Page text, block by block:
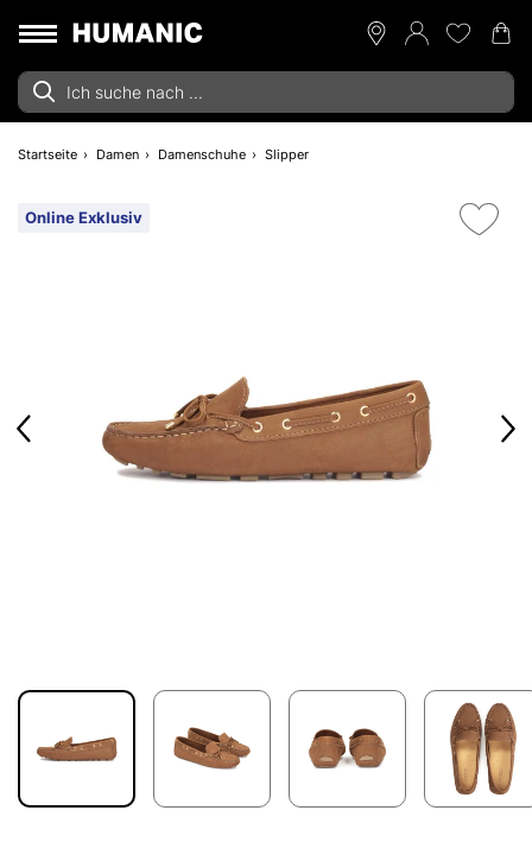
Startseite Damen Damenschuhe Slipper
Online Exklusiv